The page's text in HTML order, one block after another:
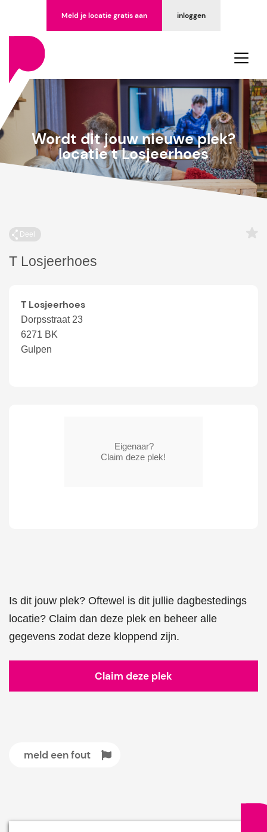
inloggen
Meld je locatie gratis aan
Wordt dit jouw nieuwe plek?
locatie t Losjeerhoes
Deel
T Losjeerhoes
T Losjeerhoes
Dorpsstraat 23
6271 BK
Gulpen
Is dit jouw plek? Oftewel is dit jullie dagbestedings
locatie? Claim dan deze plek en beheer alle
gegevens zodat deze kloppend zijn.
Claim deze plek
meld een fout